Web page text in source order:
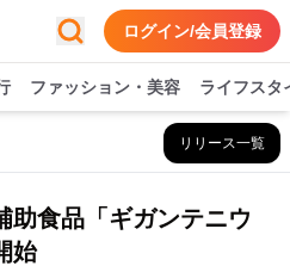
ログイン/会員登録
ファッション・美容 ライフスタ
リリース一覧
助食品「ギガンテニウ
始